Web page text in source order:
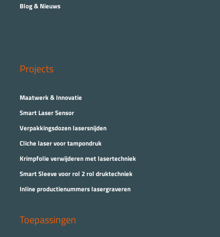
Blog & Nieuws
Projects
Maatwerk & Innovatie
Smart Laser Sensor
Verpakkingsdozen lasersnijden
Cliche laser voor tampondruk
Krimpfolie verwijderen met lasertechniek
Smart Sleeve voor rol 2 rol druktechniek
Inline productienummers lasergraveren
Toepassingen